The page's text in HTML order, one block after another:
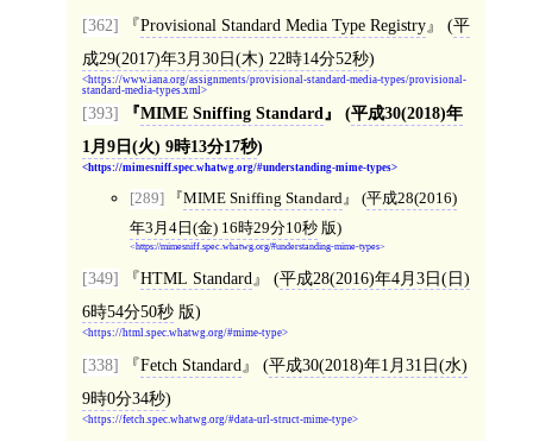
[362] Provisional Standard Media Type Registry (平
成29(2017)年3月30日(木) 22時14分52秒)
https://www.iana.org/assignments/provisional-standard-media-types/provisional-
standard-media-types.xml
[393] MIME Sniffing Standard (平成30(2018)年
1月9日(火) 9時13分17秒)
https://mimesniff.spec.whatwg.org/#understanding-mime-types
[289] MIME Sniffing Standard (平成28(2016)
年3月4日(金) 16時29分10秒版)
https://mimesniff.spec.whatwg.org/#understanding-mime-types
[349] HTML Standard (平成28(2016)年4月3日(日)
6時54分50秒版)
https://html.spec.whatwg.org/#mime-type
[338] Fetch Standard (平成30(2018)年1月31日(水)
9時0分34秒)
https://fetch.spec.whatwg.org/#data-url-struct-mime-type